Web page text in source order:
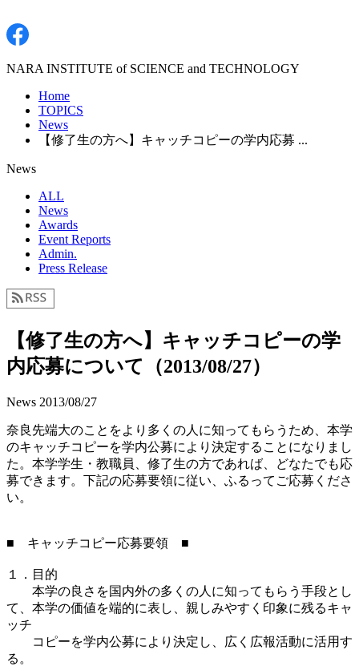
NARA INSTITUTE of SCIENCE and TECHNOLOGY
Home
TOPICS
News
【修了生の方へ】キャッチコピーの学内応募 ...
News
ALL
News
Awards
Event Reports
Admin.
Press Release
【修了生の方へ】キャッチコピーの学
内応募について（2013/08/27）
News 2013/08/27
奈良先端大のことをより多くの人に知ってもらうため、本学
のキャッチコピーを学内公募により決定することになりまし
た。本学学生・教職員、修了生の方であれば、どなたでも応
募できます。下記の応募要領に従い、ふるってご応募くださ
い。
■ キャッチコピー応募要領 ■
１．目的
本学の良さを国内外の多くの人に知ってもらう手段とし
て、本学の価値を端的に表し、親しみやすく印象に残るキャ
ッチ
コピーを学内公募により決定し、広く広報活動に活用す
る。